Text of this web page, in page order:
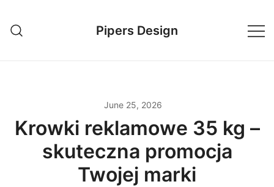
content
Pipers Design
June 25, 2026
Krowki reklamowe 35 kg –
skuteczna promocja
Twojej marki